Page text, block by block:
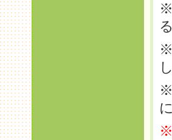
※
※
※
※